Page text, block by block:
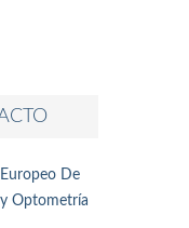
De
Optometría